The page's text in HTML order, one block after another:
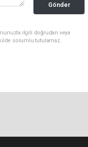
Gönder
ilgili doğrudan veya
sorumlu tutulamaz.